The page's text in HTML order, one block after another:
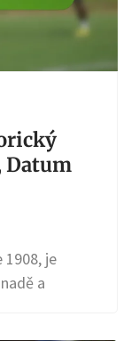
Datum
1908, je
a